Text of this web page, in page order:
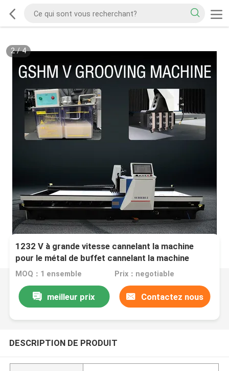
2/4
1232 V à grande vitesse cannelant la machine
pour le métal de buffet cannelant la machine
MOQ：1 ensemble Prix：negotiable
meilleur prix Contactez nous
DESCRIPTION DE PRODUIT